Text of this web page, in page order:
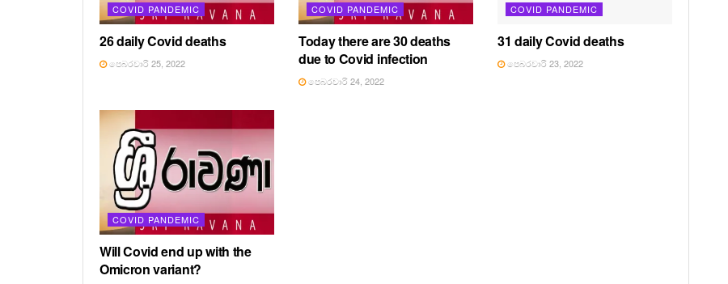
COVID PANDEMIC
26 daily Covid deaths
පෙබරවාරි 25, 2022
COVID PANDEMIC
Today there are 30 deaths
due to Covid infection
පෙබරවාරි 24, 2022
COVID PANDEMIC
31 daily Covid deaths
පෙබරවාරි 23, 2022
COVID PANDEMIC
Will Covid end up with the
Omicron variant?